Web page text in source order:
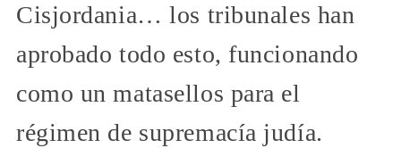
Cisjordania… los tribunales han
aprobado todo esto, funcionando
como un matasellos para el
régimen de supremacía judía.